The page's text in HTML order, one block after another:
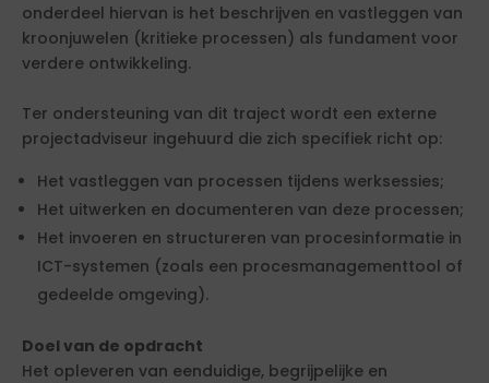
onderdeel hiervan is het beschrijven en vastleggen van
kroonjuwelen (kritieke processen) als fundament voor
verdere ontwikkeling.
Ter ondersteuning van dit traject wordt een externe
projectadviseur ingehuurd die zich specifiek richt op:
Het vastleggen van processen tijdens werksessies;
Het uitwerken en documenteren van deze processen;
Het invoeren en structureren van procesinformatie in
ICT-systemen (zoals een procesmanagementtool of
gedeelde omgeving).
Doel van de opdracht
Het opleveren van eenduidige, begrijpelijke en